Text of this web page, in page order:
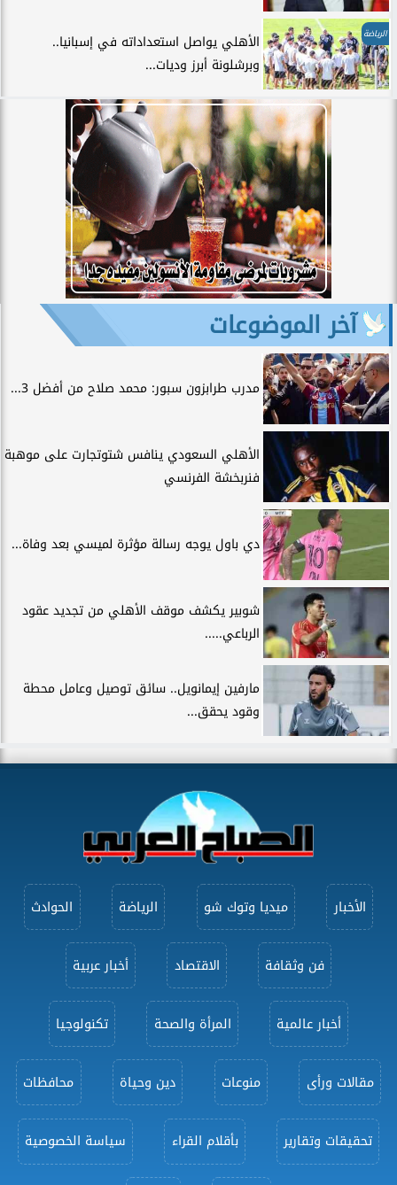
الرياضة
الأهلي يواصل استعداداته في إسبانيا..
وبرشلونة أبرز وديات...
آخر الموضوعات
مدرب طرابزون سبور: محمد صلاح من أفضل 3...
الأهلي السعودي ينافس شتوتجارت على موهبة
فنربخشة الفرنسي
دي باول يوجه رسالة مؤثرة لميسي بعد وفاة...
شوبير يكشف موقف الأهلي من تجديد عقود
الرباعي.....
مارفين إيمانويل.. سائق توصيل وعامل محطة
وقود يحقق...
الأخبار ميديا وتوك شو الرياضة الحوادث
فن وثقافة الاقتصاد أخبار عربية
أخبار عالمية المرأة والصحة تكنولوجيا
مقالات ورأى منوعات دين وحياة محافظات
تحقيقات وتقارير بأقلام القراء سياسة الخصوصية